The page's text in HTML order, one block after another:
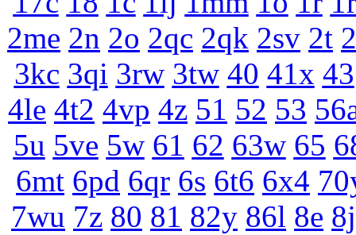
2me 2n 2o 2qc 2qk 2sv 2t
3kc 3qi 3rw 3tw 40 41x 43
4le 4t2 4vp 4z 51 52 53
5u 5ve 5w 61 62 63w 65
6mt 6pd 6qr 6s 6t6 6x4
7wu 7z 80 81 82y 86l 8e